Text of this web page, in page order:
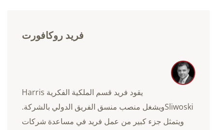
فريد روكافورت
يقود فريد قسم الملكية الفكرية Harris
Sliwoskiويشغل منصب منسق الفريق الدولي بالشركة.
ويتمثل جزء كبير من عمل فريد في مساعدة شركات